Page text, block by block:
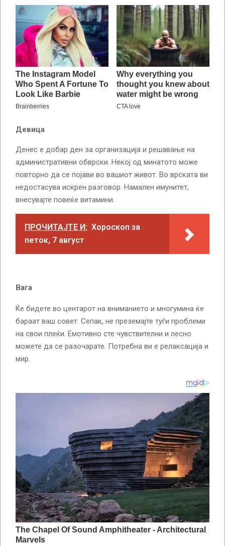
Девица
Денес е добар ден за организација и решавање на
административни обврски. Некој од минатото може
повторно да се појави во вашиот живот. Во врската ви
недостасува искрен разговор. Намален имунитет,
внесувајте повеќе витамини.
ПРОЧИТАЈТЕ И: Хороскоп за
петок, 7 август
Вага
Ќе бидете во центарот на вниманието и многумина ќе
бараат ваш совет. Сепак, не преземајте туѓи проблеми
на свои плеќи. Емотивно сте чувствителни и лесно
можете да се разочарате. Потребна ви е релаксација и
мир.